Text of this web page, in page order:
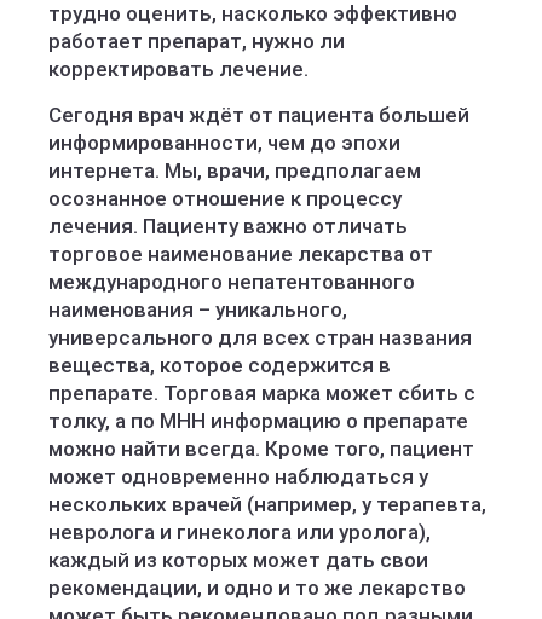
трудно оценить, насколько эффективно
работает препарат, нужно ли
корректировать лечение.
Сегодня врач ждёт от пациента большей
информированности, чем до эпохи
интернета. Мы, врачи, предполагаем
осознанное отношение к процессу
лечения. Пациенту важно отличать
торговое наименование лекарства от
международного непатентованного
наименования – уникального,
универсального для всех стран названия
вещества, которое содержится в
препарате. Торговая марка может сбить с
толку, а по МНН информацию о препарате
можно найти всегда. Кроме того, пациент
может одновременно наблюдаться у
нескольких врачей (например, у терапевта,
невролога и гинеколога или уролога),
каждый из которых может дать свои
рекомендации, и одно и то же лекарство